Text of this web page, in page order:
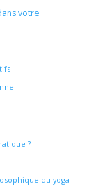
votre
?
du yoga